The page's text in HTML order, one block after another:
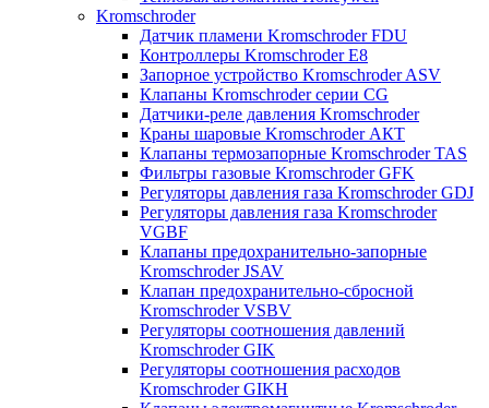
Kromschroder
Датчик пламени Kromschroder FDU
Контроллеры Kromschroder E8
Запорное устройство Kromschroder ASV
Клапаны Kromschroder серии CG
Датчики-реле давления Kromschroder
Краны шаровые Kromschroder АКТ
Клапаны термозапорные Kromschroder TAS
Фильтры газовые Kromschroder GFK
Регуляторы давления газа Kromschroder GDJ
Регуляторы давления газа Kromschroder
VGBF
Клапаны предохранительно-запорные
Kromschroder JSAV
Клапан предохранительно-сбросной
Kromschroder VSBV
Регуляторы соотношения давлений
Kromschroder GIK
Регуляторы соотношения расходов
Kromschroder GIKH